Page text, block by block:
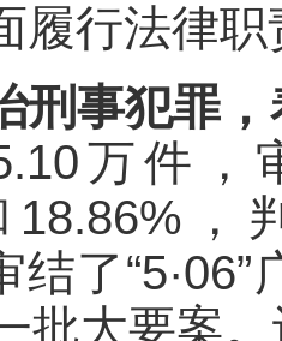
履行法律
刑事犯罪
万件，
18.86%
结了
批大要案